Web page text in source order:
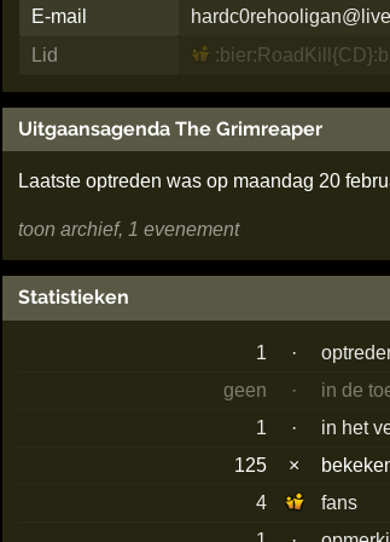
E-mail
Lid
Uitgaansagenda The Grimreaper
Laatste optreden was op maandag 20
toon archief, 1 evenement
Statistieken
1 ·
geen
·
in de
1
·
in het
125
×
4
fans